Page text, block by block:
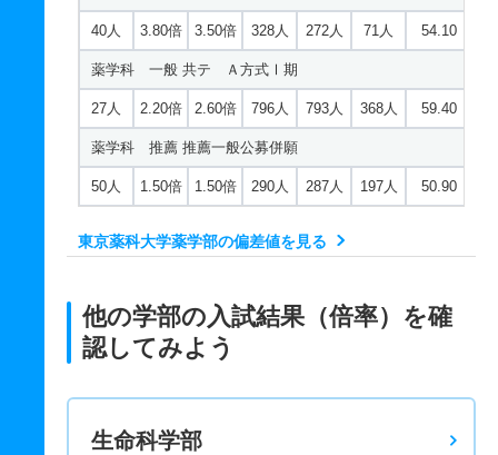
40人 3.80倍 3.50倍 328人 272人 71人 54.10
薬学科 一般 共テ Ａ方式Ⅰ期
27人 2.20倍 2.60倍 796人 793人 368人 59.40
薬学科 推薦 推薦一般公募併願
50人 1.50倍 1.50倍 290人 287人 197人 50.90
東京薬科大学薬学部の偏差値を見る
他の学部の入試結果（倍率）を確
認してみよう
生命科学部